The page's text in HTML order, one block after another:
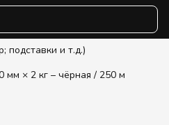
подставки и т.д.)
мм × 2 кг – чёрная / 250 м